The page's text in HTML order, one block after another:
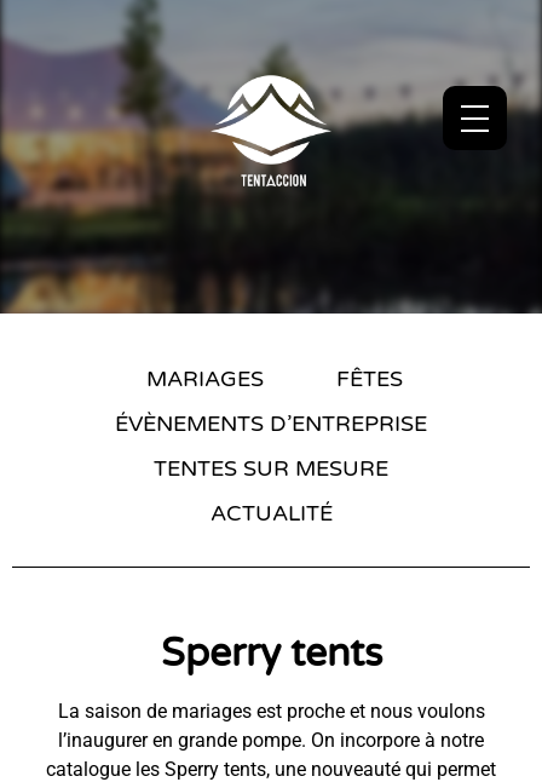
MARIAGES
FÊTES
ÉVÈNEMENTS D’ENTREPRISE
TENTES SUR MESURE
ACTUALITÉ
Sperry tents
La saison de mariages est proche et nous voulons
l’inaugurer en grande pompe. On incorpore à notre
catalogue les Sperry tents, une nouveauté qui permet